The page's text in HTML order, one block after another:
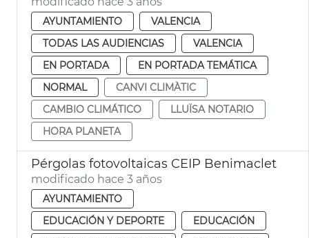
AYUNTAMIENTO
VALENCIA
TODAS LAS AUDIENCIAS
VALENCIA
EN PORTADA
EN PORTADA TEMÁTICA
NORMAL
CANVI CLIMÀTIC
CAMBIO CLIMÁTICO
LLUÏSA NOTARIO
HORA PLANETA
Pérgolas fotovoltaicas CEIP Benimaclet
modificado hace 3 años
AYUNTAMIENTO
EDUCACIÓN Y DEPORTE
EDUCACIÓN